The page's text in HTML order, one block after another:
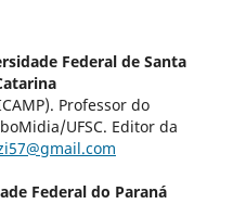
Federal de Santa
Professor do
UFSC. Editor da
Federal do Paraná